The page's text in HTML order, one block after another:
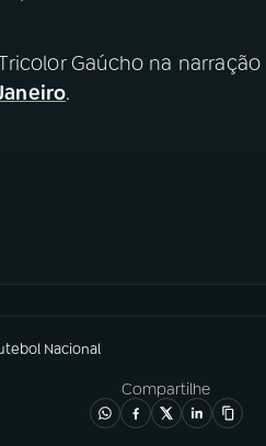
Gaúcho na
.
Nacional
Compartilhe